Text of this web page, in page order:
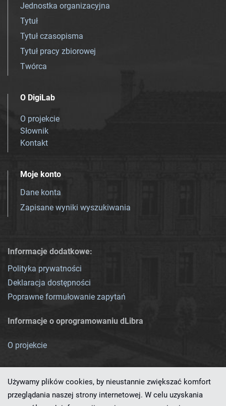
Jednostka organizacyjna
Tytuł
Tytuł czasopisma
Tytuł pracy zbiorowej
Twórca
O DigiLab
O projekcie
Słownik
Kontakt
Moje konto
Dane konta
Zapisane wyniki wyszukiwania
Informacje dodatkowe:
Polityka prywatności
Deklaracja dostępności
Poprawne formułowanie zapytań
Informacje o oprogramowaniu dLibra
O projekcie
Używamy plików cookies, by nieustannie zwiększać komfort
przeglądania naszej strony internetowej. W celu uzyskania